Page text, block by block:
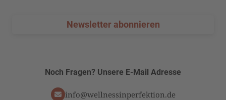
Newsletter abonnieren
Noch Fragen? Unsere E-Mail Adresse
info@wellnessinperfektion.de